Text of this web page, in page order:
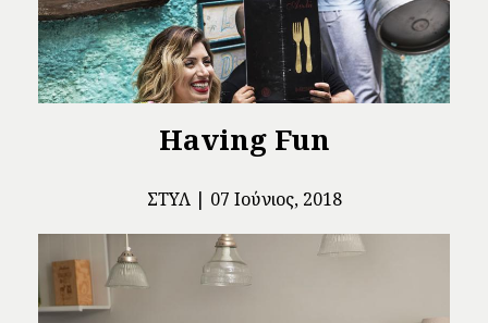
Having Fun
ΣΤΥΛ 07 Ιούνιος, 2018